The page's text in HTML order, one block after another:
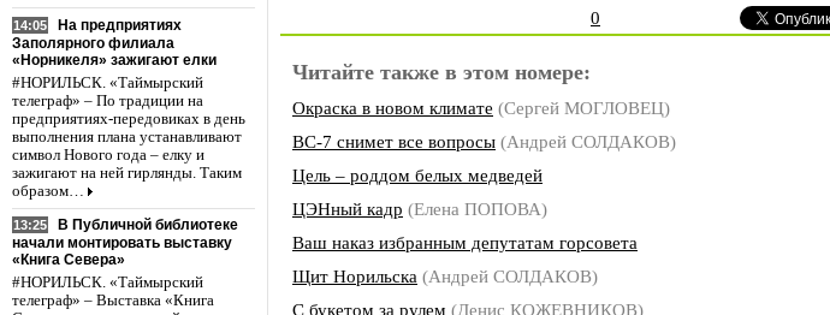
14:05
На предприятиях
Заполярного филиала
«Норникеля» зажигают елки
#НОРИЛЬСК. «Таймырский
телеграф» – По традиции на
предприятиях-передовиках в день
выполнения плана устанавливают
символ Нового года – елку и
зажигают на ней гирлянды. Таким
образом…
13:25
В Публичной библиотеке
начали монтировать выставку
«Книга Севера»
#НОРИЛЬСК. «Таймырский
телеграф» – Выставка «Книга
0
Читайте также в этом номере:
Окраска в новом климате (Сергей МОГЛОВЕЦ)
ВС-7 снимет все вопросы (Андрей СОЛДАКОВ)
Цель – роддом белых медведей
ЦЭНный кадр (Елена ПОПОВА)
Ваш наказ избранным депутатам горсовета
Щит Норильска (Андрей СОЛДАКОВ)
С букетом за рулем (Денис КОЖЕВНИКОВ)